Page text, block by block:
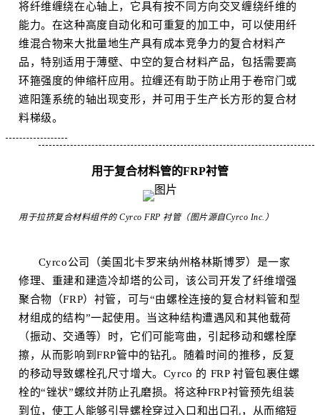
将纤维缠绕在心轴上，它具有按不同方向交叉缠绕纤维的
能力。在这种高度自动化和可重复的加工中，可以使用纤
维混合物来大批量地生产具有成本竞争力的复合材料产
品，特别适用于薄壁、中空的复合材料产品，包括需要高
环箍强度的伸缩杆应用。拉缠还有助于防止用于卷帘门或
遮阳篷系统的轴出现变形，并可用于生产长方形的复合材
料梯级。
用于复合材料管的FRP衬管
用于拉挤复合材料组件的 Cyrco FRP 衬管（图片源自Cyrco Inc.）
Cyrco公司（美国北卡罗来纳州格林斯博罗）是一家
修理、重建和建造冷却塔的公司，该公司开发了纤维增强
聚合物（FRP）衬管，可与“由螺栓连接的复合材料管和型
材组成的结构”一起使用。当这种结构遭遇风和其他载荷
（振动、交通等）时，它们可能弯曲，引起移动和螺栓摩
擦，从而影响到FRP管中的钻孔。随着时间的推移，反复
的移动导致螺栓孔尺寸增大。Cyrco 的 FRP 衬管包裹住螺
栓的“锉状”螺纹并防止孔磨损。将这种FRP衬管预先组装
到位，使工人能够引导螺栓穿过入口和出口孔，从而缩短